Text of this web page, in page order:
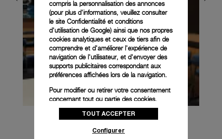
compris la personnalisation des annonces
(pour plus d'informations, veuillez consulter
le site Confidentialité et conditions
d'utilisation de Google) ainsi que nos propres
cookies analytiques et ceux de tiers afin de
comprendre et d'améliorer l'expérience de
navigation de l'utilisateur, et d'envoyer des
supports publicitaires correspondant aux
préférences affichées lors de la navigation.
Pour modifier ou retirer votre consentement
concernant tout ou partie des cookies,
cliquez sur « Configurer » ou consultez notre
politique des cookiespour obtenir plus
TOUT ACCEPTER
Configurer